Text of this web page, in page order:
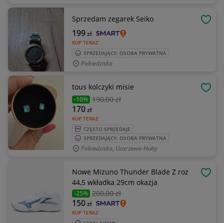
Sprzedam zegarek Seiko
KUP TERAZ
199zł
SPRZEDAJĄCY: OSOBA PRYWATNA
Pobiedziska
tous kolczyki misie
-10% 190,00 zł
KUP TERAZ
170zł
CZĘSTO SPRZEDAJE
SPRZEDAJĄCY: OSOBA PRYWATNA
Pobiedziska, Uzarzewo-Huby
Nowe Mizuno Thunder Blade Z roz
44,5 wkładka 29cm okazja
-25% 200,00 zł
KUP TERAZ
150zł